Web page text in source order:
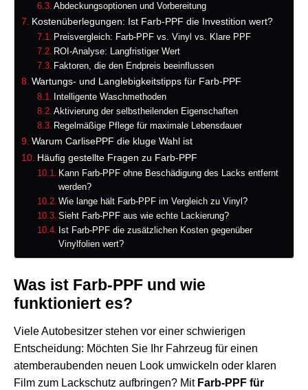
Abdeckungsoptionen und Vorbereitung
Kostenüberlegungen: Ist Farb-PPF die Investition wert?
Preisvergleich: Farb-PPF vs. Vinyl vs. Klare PPF
ROI-Analyse: Langfristiger Wert
Faktoren, die den Endpreis beeinflussen
Wartungs- und Langlebigkeitstipps für Farb-PPF
Intelligente Waschmethoden
Aktivierung der selbstheilenden Eigenschaften
Regelmäßige Pflege für maximale Lebensdauer
Warum CarlisePPF die kluge Wahl ist
Häufig gestellte Fragen zu Farb-PPF
Kann Farb-PPF ohne Beschädigung des Lacks entfernt
werden?
Wie lange hält Farb-PPF im Vergleich zu Vinyl?
Sieht Farb-PPF aus wie echte Lackierung?
Ist Farb-PPF die zusätzlichen Kosten gegenüber
Vinylfolien wert?
Was ist Farb-PPF und wie
funktioniert es?
Viele Autobesitzer stehen vor einer schwierigen
Entscheidung: Möchten Sie Ihr Fahrzeug für einen
atemberaubenden neuen Look umwickeln oder klaren
Film zum Lackschutz aufbringen? Mit Farb-PPF für